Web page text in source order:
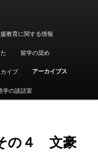
教育に関する情報
留学の奨め
イブ アーカイブス
学の談話室
の４ 文豪